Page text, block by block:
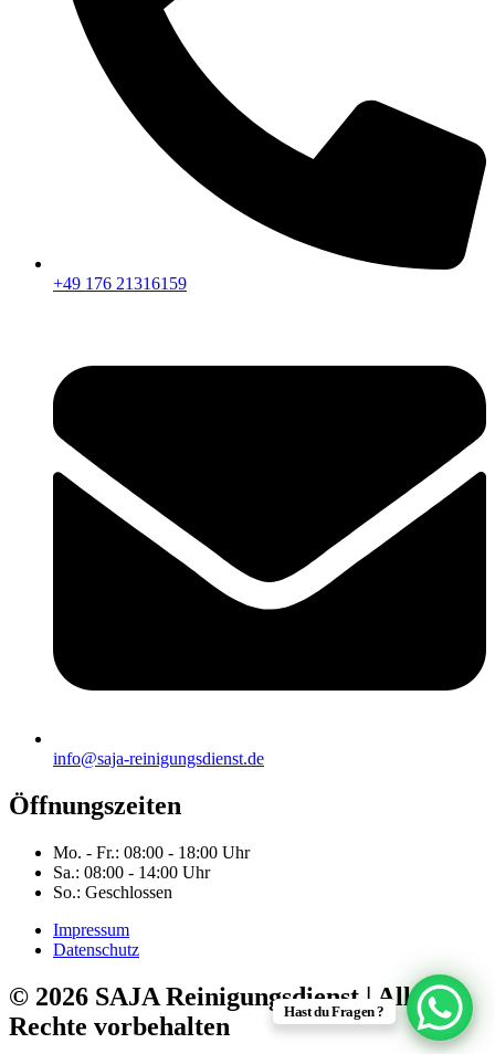
+49 176 21316159
info@saja-reinigungsdienst.de
Öffnungszeiten
Mo. - Fr.: 08:00 - 18:00 Uhr
Sa.: 08:00 - 14:00 Uhr
So.: Geschlossen
Impressum
Datenschutz
© 2026 SAJA Reinigungsdienst | Alle
Rechte vorbehalten
Hast du Fragen ?